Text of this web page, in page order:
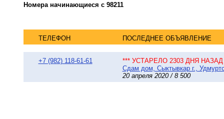
Номера начинающиеся с 98211
ТЕЛЕФОН ПОСЛЕДНЕЕ ОБЪЯВЛЕНИЕ
+7 (982) 118-61-61
*** УСТАРЕЛО 2303 ДНЯ НАЗАД
Сдам дом, Сыктывкар г.,
20 апреля 2020 / 8 500